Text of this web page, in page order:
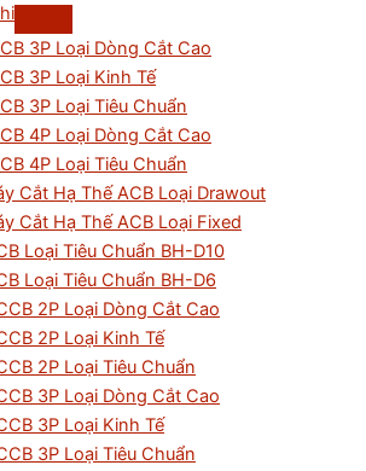
3P Loại Dòng Cắt Cao
3P Loại Kinh Tế
3P Loại Tiêu Chuẩn
4P Loại Dòng Cắt Cao
4P Loại Tiêu Chuẩn
Cắt Hạ Thế ACB Loại Drawout
Cắt Hạ Thế ACB Loại Fixed
Loại Tiêu Chuẩn BH-D10
Loại Tiêu Chuẩn BH-D6
2P Loại Dòng Cắt Cao
2P Loại Kinh Tế
2P Loại Tiêu Chuẩn
3P Loại Dòng Cắt Cao
3P Loại Kinh Tế
3P Loại Tiêu Chuẩn